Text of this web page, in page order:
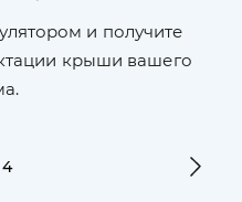
и получите
крыши вашего
4